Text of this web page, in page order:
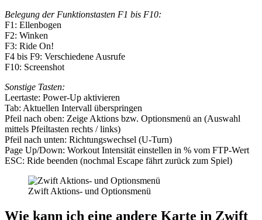
Belegung der Funktionstasten F1 bis F10:
F1: Ellenbogen
F2: Winken
F3: Ride On!
F4 bis F9: Verschiedene Ausrufe
F10: Screenshot
Sonstige Tasten:
Leertaste: Power-Up aktivieren
Tab: Aktuellen Intervall überspringen
Pfeil nach oben: Zeige Aktions bzw. Optionsmenü an (Auswahl
mittels Pfeiltasten rechts / links)
Pfeil nach unten: Richtungswechsel (U-Turn)
Page Up/Down: Workout Intensität einstellen in % vom FTP-Wert
ESC: Ride beenden (nochmal Escape fährt zurück zum Spiel)
Zwift Aktions- und Optionsmenü
Wie kann ich eine andere Karte in Zwift